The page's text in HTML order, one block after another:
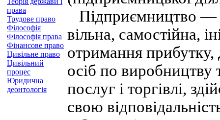
права
Трудове право
Філософія
Філософія права
Фінансове право
Цивільне право
Цивільний
процес
Юридична
деонтологія
Підприємництво —
вільна, самостійна,
отримання прибутку,
осіб по виробництву
послуг і торгівлі,
свою